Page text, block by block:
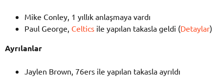
Mike Conley, 1 yıllık anlaşmaya vardı
Paul George, Celtics ile yapılan takasla geldi (Detaylar)
Ayrılanlar
Jaylen Brown, 76ers ile yapılan takasla ayrıldı